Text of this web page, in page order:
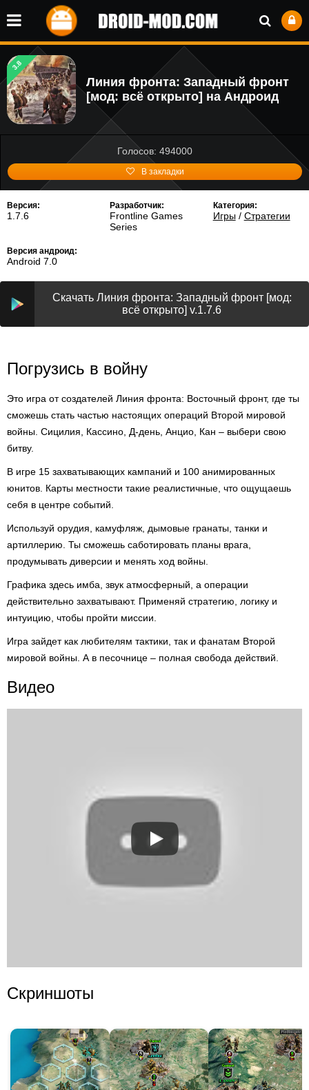
3.8
Линия фронта: Западный фронт
[мод: всё открыто] на Андроид
Голосов: 494000
В закладки
Версия:
1.7.6
Разработчик:
Frontline Games
Series
Категория:
Игры/ Стратегии
Версия андроид:
Android 7.0
Скачать Линия фронта: Западный фронт [мод:
всё открыто] v.1.7.6
Погрузись в войну
Это игра от создателей Линия фронта: Восточный фронт, где ты
сможешь стать частью настоящих операций Второй мировой
войны. Сицилия, Кассино, Д-день, Анцио, Кан – выбери свою
битву.
В игре 15 захватывающих кампаний и 100 анимированных
юнитов. Карты местности такие реалистичные, что ощущаешь
себя в центре событий.
Используй орудия, камуфляж, дымовые гранаты, танки и
артиллерию. Ты сможешь саботировать планы врага,
продумывать диверсии и менять ход войны.
Графика здесь имба, звук атмосферный, а операции
действительно захватывают. Применяй стратегию, логику и
интуицию, чтобы пройти миссии.
Игра зайдет как любителям тактики, так и фанатам Второй
мировой войны. А в песочнице – полная свобода действий.
Видео
Скриншоты